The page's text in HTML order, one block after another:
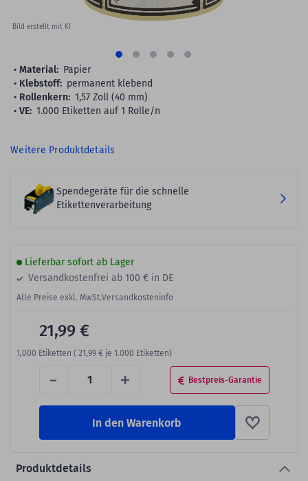
Bild erstellt mit KI
Material: Papier
Klebstoff: permanent klebend
Rollenkern: 1,57 Zoll (40 mm)
VE: 1.000 Etiketten auf 1 Rolle/n
Weitere Produktdetails
Spendegeräte für die schnelle
Etikettenverarbeitung
Lieferbar sofort ab Lager
Versandkostenfrei ab 100 € in DE
Alle Preise exkl. MwSt.Versandkosteninfo
- + Bestpreis-Garantie
21,99 €
1,000 Etiketten ( 21,99 € je 1.000 Etiketten)
In den Warenkorb
Produktdetails